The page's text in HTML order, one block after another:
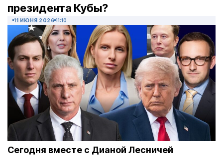
президента Кубы?
11 ИЮНЯ 2026 11:10
Сегодня вместе с Дианой Лесничей